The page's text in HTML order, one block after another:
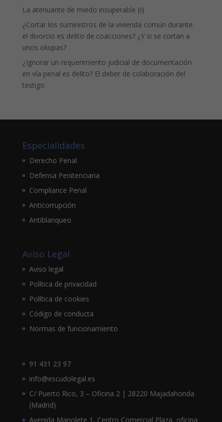
La atenuante de miedo insuperable (I)
¿Cortar los suministros de la vivienda común durante
el divorcio es delito de coacciones? ¿Y si se cortan a
unos okupas?
¿Ignorar un requerimiento judicial de documentación
en vía penal es delito? El deber de colaboración del
testigo
Especialidades
Derecho Penal
Defensa Penitenciaria
Compliance Penal
Anticorrupción
Antiblanqueo
Aviso Legal
Aviso legal
Política de privacidad
Política de cookies
Código de conducta
Normas de funcionamiento
91 431 23 97
info@escudolegal.es
C/ Puerto Rico, 3 – Oficina 2 | 28220 Majadahonda
(Madrid)
Avenida Manolete 1, Centro Comercial Plaza, oficina